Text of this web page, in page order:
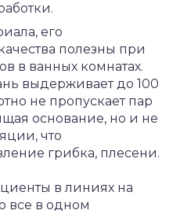
его
полезны при
в ванных комнатах.
выдерживает до 100
не пропускает пар
основание, но и не
что
грибка, плесени.
в линиях на
все в одном